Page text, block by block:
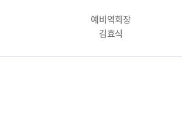
예비역회장
김효식